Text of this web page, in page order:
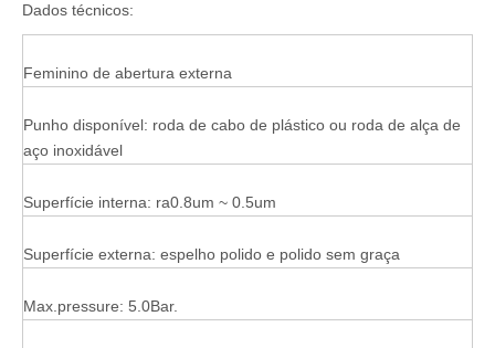
Dados técnicos:
Feminino de abertura externa
Punho disponível: roda de cabo de plástico ou roda de alça de
aço inoxidável
Superfície interna: ra0.8um ~ 0.5um
Superfície externa: espelho polido e polido sem graça
Max.pressure: 5.0Bar.